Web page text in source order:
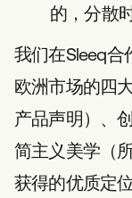
的，分散
我们在Sleeq合
欧洲市场的四
产品声明）、
简主义美学（
获得的优质定